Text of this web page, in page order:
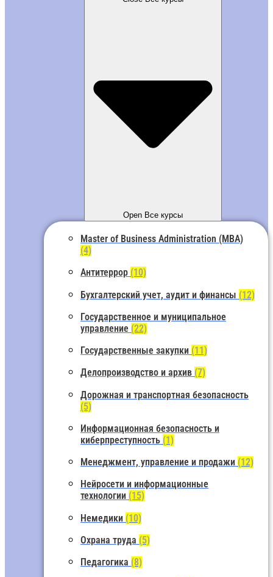
Open Все курсы
Master of Business Administration (MBA)
(4)
Антитеррор (10)
Бухгалтерский учет, аудит и финансы (12)
Государственное и муниципальное
управление (22)
Государственные закупки (11)
Делопроизводство и архив (7)
Дорожная и транспортная безопасность
(5)
Информационная безопасность и
киберпреступность (1)
Менеджмент, управление и продажи (12)
Нейросети и информационные
технологии (15)
Немедики (10)
Охрана труда (5)
Педагогика (8)